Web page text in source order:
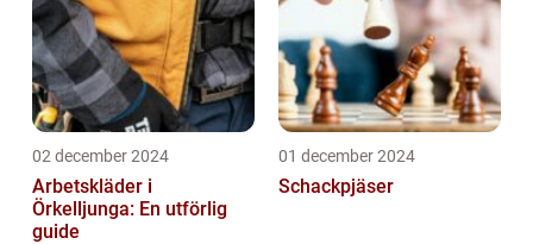
02 december 2024
Arbetskläder i
Örkelljunga: En utförlig
guide
01 december 2024
Schackpjäser